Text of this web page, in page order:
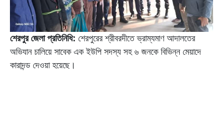
শেরপুর জেলা প্রতিনিধি: শেরপুরের শ্রীবরদীতে ভ্রাম্যমাণ আদালতের
অভিযান চালিয়ে সাবেক এক ইউপি সদস্য সহ ৬ জনকে বিভিন্ন মেয়াদে
কারাদন্ড দেওয়া হয়েছে।